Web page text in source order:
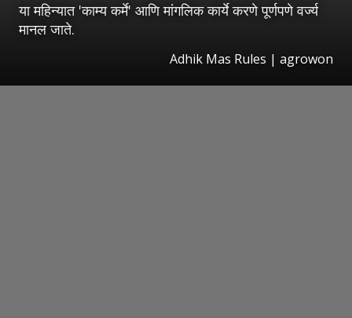
या महिन्यात 'काम्य कर्मे' आणि मांगलिक कार्ये करणे पूर्णपणे वर्ज्य
मानल जाते.
Adhik Mas Rules | agrowon